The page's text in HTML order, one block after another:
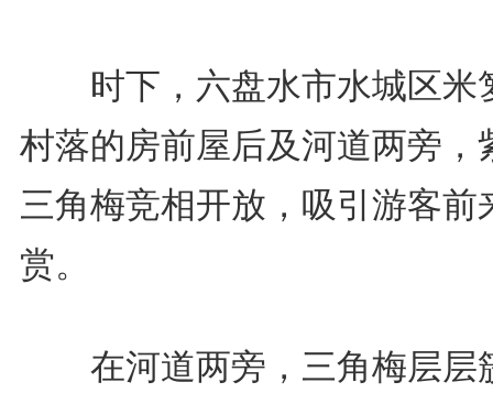
时下，六盘水市水城区米
村落的房前屋后及河道两旁，
三角梅竞相开放，吸引游客前
赏。
在河道两旁，三角梅层层